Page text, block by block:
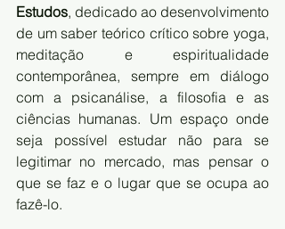
Estudos, dedicado ao desenvolvimento
de um saber teórico crítico sobre yoga,
meditação e espiritualidade
contemporânea, sempre em diálogo
com a psicanálise, a filosofia e as
ciências humanas. Um espaço onde
seja possível estudar não para se
legitimar no mercado, mas pensar o
que se faz e o lugar que se ocupa ao
fazê-lo.